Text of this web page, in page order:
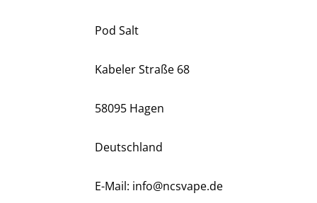
Pod Salt
Kabeler Straße 68
58095 Hagen
Deutschland
E-Mail: info@ncsvape.de